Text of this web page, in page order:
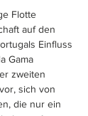
Flotte
auf den
Einfluss
Gama
zweiten
sich von
die nur ein